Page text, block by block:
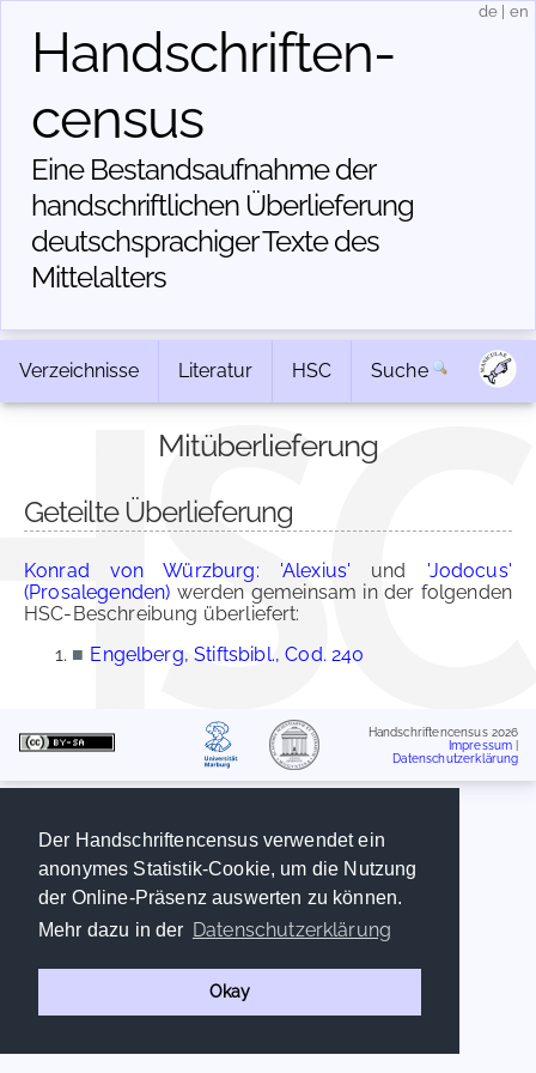
Der Handschriftencensus verwendet ein
anonymes Statistik-Cookie, um die Nutzung
der Online-Präsenz auswerten zu können.
Mehr dazu in der Datenschutzerklärung
Okay
Handschriften­
census
Eine Bestandsaufnahme der
handschriftlichen Über­lieferung
deutschsprachiger Texte des
Mittelalters
de en
Verzeichnisse Literatur HSC Suche
Mitüberlieferung
Geteilte Überlieferung
Konrad von Würzburg: 'Alexius' und 'Jodocus'
(Prosalegenden) werden gemeinsam in der folgenden
HSC-Beschreibung überliefert:
■ Engelberg, Stiftsbibl., Cod. 240
Handschriftencensus 2026
Impressum
Datenschutzerklärung